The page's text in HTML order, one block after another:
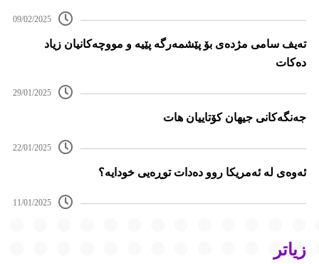
09/02/2025
تەیف سامی مژدەی بۆ پێشمەرگە پێیە و مووچەکانیان زیاد
دەکات
29/01/2025
جەنگەکانی جیهان کۆتاییان هات
22/01/2025
ئەوەی لە ئەمریکا روو دەدات توڕەیی خودایە؟
11/01/2025
زیاتر